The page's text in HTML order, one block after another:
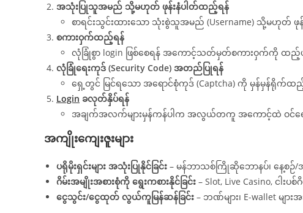
အသုံးပြုသူအမည် သို့မဟုတ် ဖုန်းနံပါတ်ထည့်ရန်
စာရင်းသွင်းထားသော သုံးစွဲသူအမည် (Username) သို့မဟုတ် ဖု
စကားဝှက်ထည့်ရန်
လုံခြုံစွာ login ဖြစ်စေရန် အကောင့်သတ်မှတ်စကားဝှက်ကို ထည့်ပ
လုံခြုံရေးကုဒ် (Security Code) အတည်ပြုရန်
ရှေ့တွင် မြင်ရသော အရောင်စုံကုဒ် (Captcha) ကို မှန်မှန်ရိုက်ထည့်
Login ခလုတ်နှိပ်ရန်
အချက်အလက်များမှန်ကန်ပါက အလွယ်တကူ အကောင့်ထဲ ဝင်ရောက်
အကျိုးကျေးဇူးများ
ပရိုမိုးရှင်းများ အသုံးပြုနိုင်ခြင်း – မန်ဘာသစ်ကြိုဆိုဘောနပ်၊ နေ့စဉ်/
ဂိမ်းအမျိုးအစားစုံကို ရွေးကစားနိုင်ခြင်း – Slot, Live Casino, ငါး
ငွေသွင်း/ငွေထုတ် လွယ်ကူမြန်ဆန်ခြင်း – ဘဏ်များ၊ E-wallet မျာ